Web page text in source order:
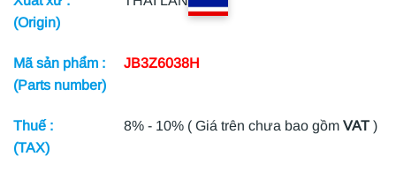
(Origin)
Mã sản phẩm :
(Parts number)
JB3Z6038H
Thuế :
(TAX)
8% - 10% ( Giá trên chưa bao gồmVAT )